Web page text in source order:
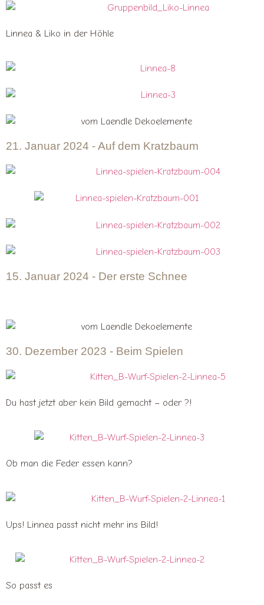
Linnea & Liko in der Höhle
21. Januar 2024 - Auf dem Kratzbaum
15. Januar 2024 - Der erste Schnee
30. Dezember 2023 - Beim Spielen
Du hast jetzt aber kein Bild gemacht – oder ?!
Ob man die Feder essen kann?
Ups! Linnea passt nicht mehr ins Bild!
So passt es